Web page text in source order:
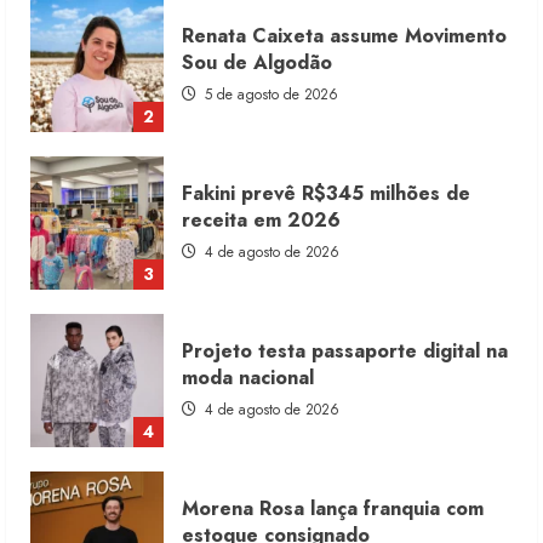
3
Fakini prevê R$345 milhões de
receita em 2026
4 de agosto de 2026
4
Projeto testa passaporte digital na
moda nacional
4 de agosto de 2026
5
Morena Rosa lança franquia com
estoque consignado
4 de agosto de 2026
Moda vende US$63,7 bilhões em
produtos licenciados